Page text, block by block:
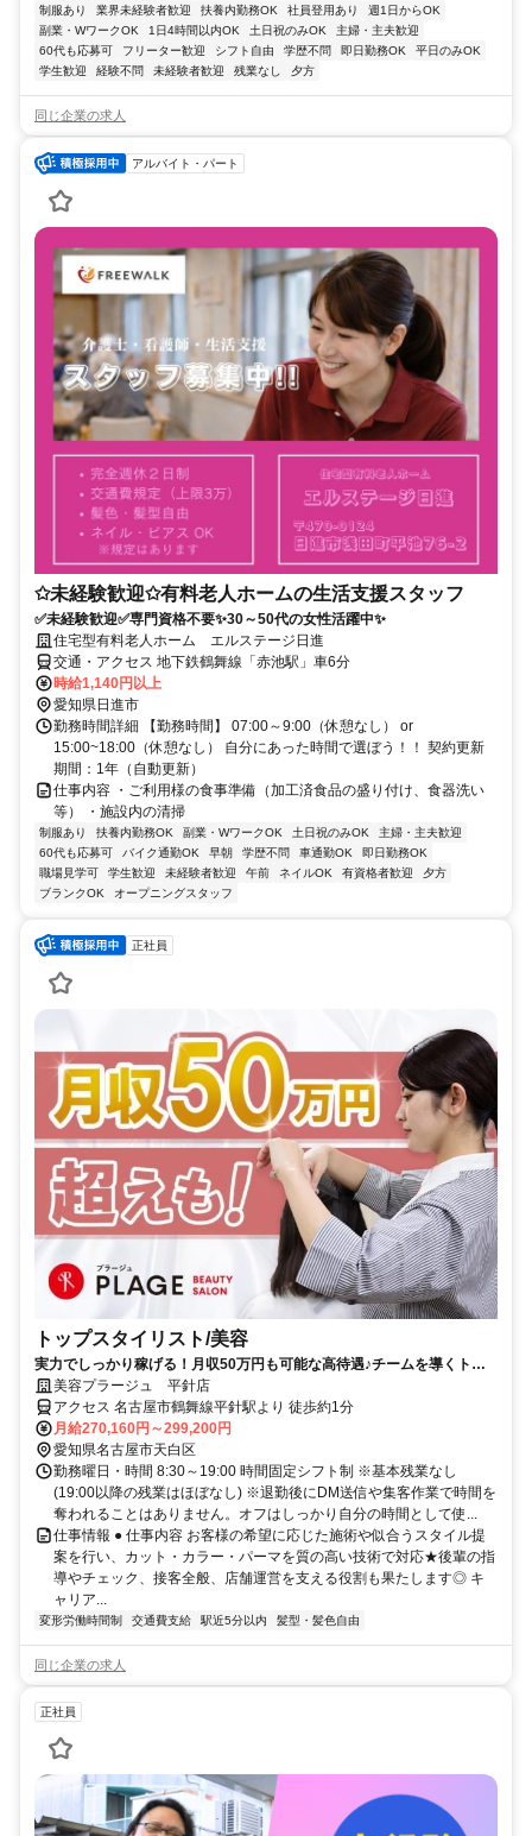
制服あり 業界未経験者歓迎 扶養内勤務OK 社員登用あり
週1日からOK
副業・WワークOK
1日4時間以内OK 土日祝のみOK
主婦・主夫歓迎
60代も応募可
フリーター歓迎 シフト自由 学歴不問 即日勤務OK
平日のみOK
学生歓迎
経験不問 未経験者歓迎 残業なし 夕方
同じ企業の求人
アルバイト・パート
✩未経験歓迎✩有料老人ホームの生活支援スタッフ
✅未経験歓迎✅専門資格不要✨30～50代の女性活躍中✨
住宅型有料老人ホーム エルステージ日進
交通・アクセス 地下鉄鶴舞線「赤池駅」車6分
時給1,140円以上
愛知県日進市
勤務時間詳細 【勤務時間】 07:00～9:00（休憩なし） or
15:00~18:00（休憩なし） 自分にあった時間で選ぼう！！ 契約更新
期間：1年（自動更新）
仕事内容 ・ご利用様の食事準備（加工済食品の盛り付け、食器洗い
等） ・施設内の清掃
制服あり 扶養内勤務OK 副業・WワークOK 土日祝のみOK
主婦・主夫歓迎
60代も応募可
バイク通勤OK 早朝 学歴不問 車通勤OK
即日勤務OK
職場見学可
学生歓迎 未経験者歓迎 午前 ネイルOK 有資格者歓迎
夕方
ブランクOK
オープニングスタッフ
正社員
トップスタイリスト/美容
実力でしっかり稼げる！月収50万円も可能な高待遇♪チームを導くトッ
プスタイリスト！
美容プラージュ 平針店
アクセス 名古屋市鶴舞線平針駅より 徒歩約1分
月給270,160円～299,200円
愛知県名古屋市天白区
勤務曜日・時間 8:30～19:00 時間固定シフト制 ※基本残業なし
(19:00以降の残業はほぼなし) ※退勤後にDM送信や集客作業で時間を
奪われることはありません。オフはしっかり自分の時間として使...
仕事情報 ● 仕事内容 お客様の希望に応じた施術や似合うスタイル提
案を行い、カット・カラー・パーマを質の高い技術で対応★後輩の指
導やチェック、接客全般、店舗運営を支える役割も果たします◎ キ
ャリア...
変形労働時間制 交通費支給 駅近5分以内 髪型・髪色自由
同じ企業の求人
正社員